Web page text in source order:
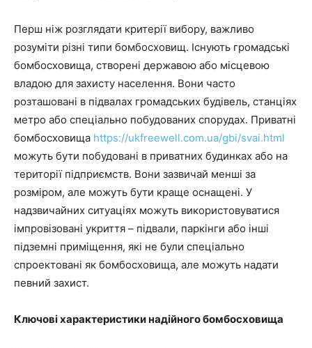
Перш ніж розглядати критерії вибору, важливо
розуміти різні типи бомбосховищ. Існують громадські
бомбосховища, створені державою або місцевою
владою для захисту населення. Вони часто
розташовані в підвалах громадських будівель, станціях
метро або спеціально побудованих спорудах. Приватні
бомбосховища https://ukfreewell.com.ua/gbi/svai.html
можуть бути побудовані в приватних будинках або на
території підприємств. Вони зазвичай менші за
розміром, але можуть бути краще оснащені. У
надзвичайних ситуаціях можуть використовуватися
імпровізовані укриття – підвали, паркінги або інші
підземні приміщення, які не були спеціально
спроектовані як бомбосховища, але можуть надати
певний захист.
Ключові характеристики надійного бомбосховища